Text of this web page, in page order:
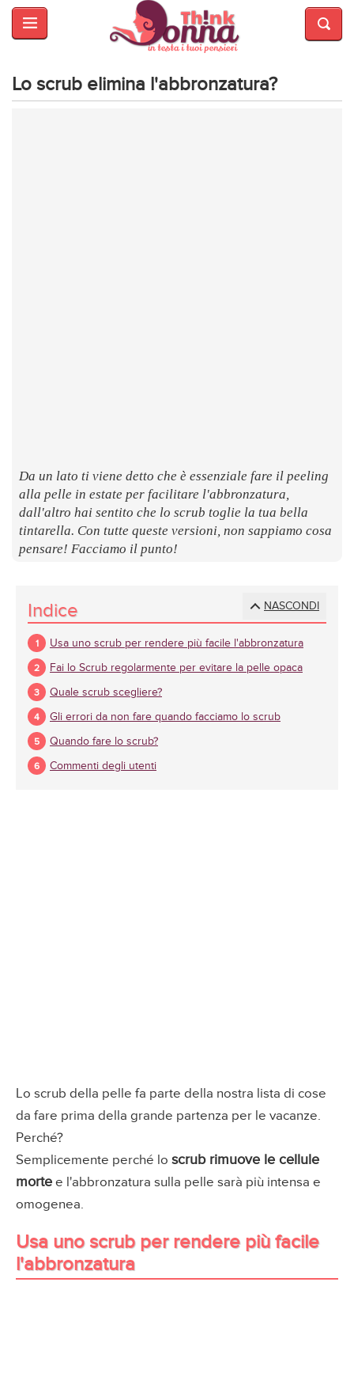
HOME
E
BELLEZZA
Lo scrub elimina l'abbronzatura?
Da un lato ti viene detto che è essenziale fare il peeling
alla pelle in estate per facilitare l'abbronzatura,
dall'altro hai sentito che lo scrub toglie la tua bella
tintarella. Con tutte queste versioni, non sappiamo cosa
pensare! Facciamo il punto!
NASCONDI
Indice
Usa uno scrub per rendere più facile l'abbronzatura
Fai lo Scrub regolarmente per evitare la pelle opaca
Quale scrub scegliere?
Gli errori da non fare quando facciamo lo scrub
Quando fare lo scrub?
Commenti degli utenti
Lo scrub della pelle fa parte della nostra lista di cose
da fare prima della grande partenza per le vacanze.
Perché?
Semplicemente perché lo scrub rimuove le cellule
morte e l'abbronzatura sulla pelle sarà più intensa e
omogenea.
Usa uno scrub per rendere più facile
l'abbronzatura